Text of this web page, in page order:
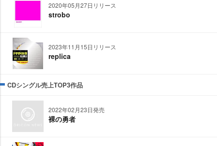
2020年05月27日リリース
strobo
2023年11月15日リリース
replica
CDシングル売上TOP3作品
2022年02月23日発売
裸の勇者